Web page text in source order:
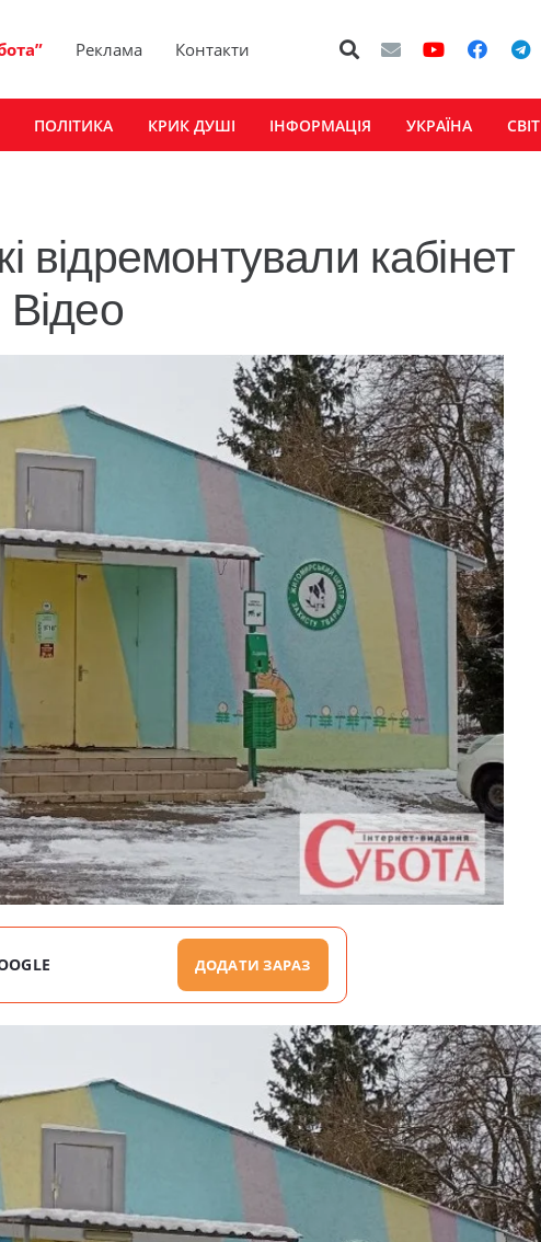
Реклама Контакти
ПОЛІТИКА КРИК ДУШІ ІНФОРМАЦІЯ УКРАЇНА СВІТ
відремонтували кабінет
ДОДАТИ ЗАРАЗ